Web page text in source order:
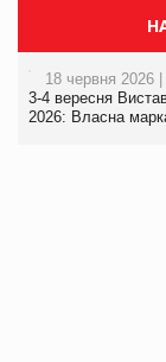
18 червня 2026 |
3-4 вересня
2026: Власна